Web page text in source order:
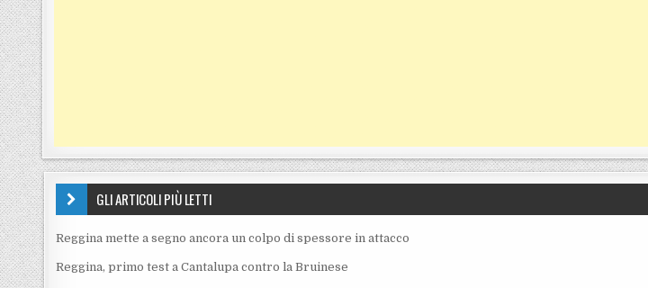
GLI ARTICOLI PIÙ LETTI
Reggina mette a segno ancora un colpo di spessore in attacco
Reggina, primo test a Cantalupa contro la Bruinese